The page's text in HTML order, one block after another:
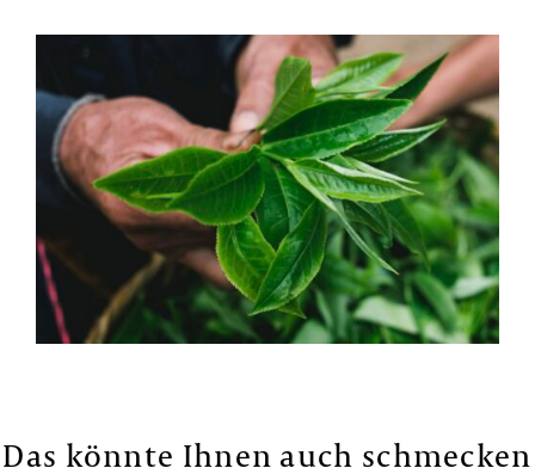
Das könnte Ihnen auch schmecken